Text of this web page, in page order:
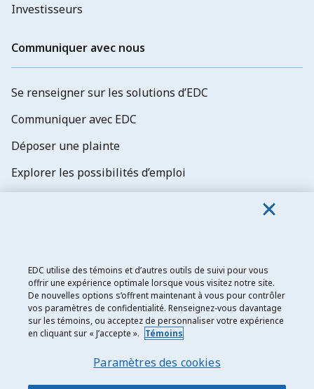
Investisseurs
Communiquer avec nous
Se renseigner sur les solutions d’EDC
Communiquer avec EDC
Déposer une plainte
Explorer les possibilités d’emploi
Exportation et développement Canada
Énoncé de confidentialité
EDC utilise des témoins et d’autres outils de suivi pour vous
offrir une expérience optimale lorsque vous visitez notre site.
De nouvelles options s’offrent maintenant à vous pour contrôler
vos paramètres de confidentialité. Renseignez-vous davantage
sur les témoins, ou acceptez de personnaliser votre expérience
en cliquant sur « J’accepte ». Témoins
Paramètres des cookies